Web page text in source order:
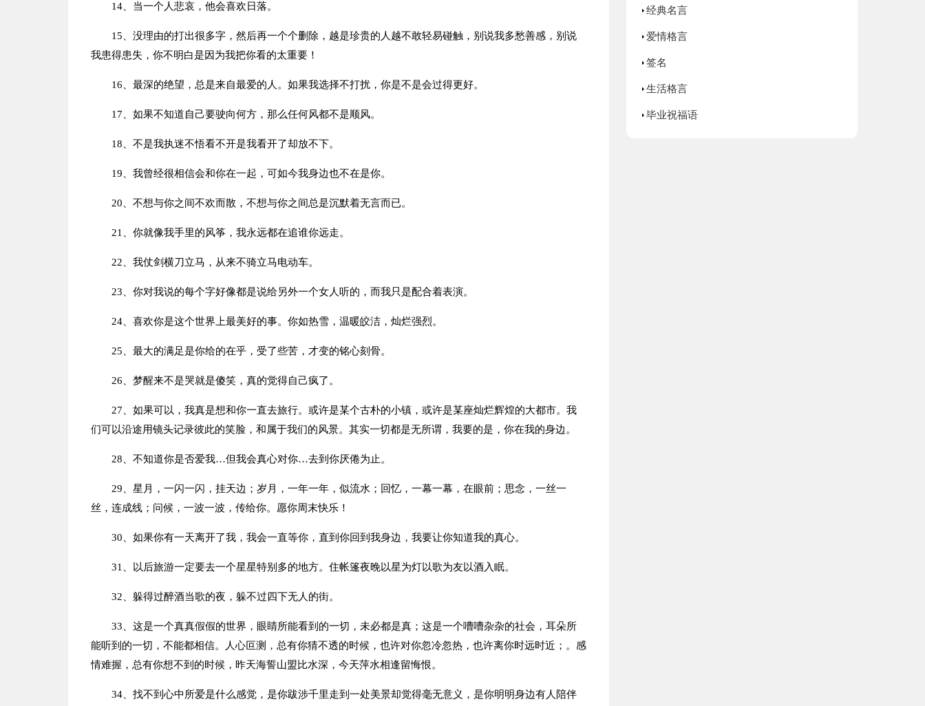
14、当一个人悲哀，他会喜欢日落。
15、没理由的打出很多字，然后再一个个删除，越是珍贵的人越不敢轻易碰触，别说我多愁善感，别说
我患得患失，你不明白是因为我把你看的太重要！
16、最深的绝望，总是来自最爱的人。如果我选择不打扰，你是不是会过得更好。
17、如果不知道自己要驶向何方，那么任何风都不是顺风。
18、不是我执迷不悟看不开是我看开了却放不下。
19、我曾经很相信会和你在一起，可如今我身边也不在是你。
20、不想与你之间不欢而散，不想与你之间总是沉默着无言而已。
21、你就像我手里的风筝，我永远都在追谁你远走。
22、我仗剑横刀立马，从来不骑立马电动车。
23、你对我说的每个字好像都是说给另外一个女人听的，而我只是配合着表演。
24、喜欢你是这个世界上最美好的事。你如热雪，温暖皎洁，灿烂强烈。
25、最大的满足是你给的在乎，受了些苦，才变的铭心刻骨。
26、梦醒来不是哭就是傻笑，真的觉得自己疯了。
27、如果可以，我真是想和你一直去旅行。或许是某个古朴的小镇，或许是某座灿烂辉煌的大都市。我
们可以沿途用镜头记录彼此的笑脸，和属于我们的风景。其实一切都是无所谓，我要的是，你在我的身边。
28、不知道你是否爱我…但我会真心对你…去到你厌倦为止。
29、星月，一闪一闪，挂天边；岁月，一年一年，似流水；回忆，一幕一幕，在眼前；思念，一丝一
丝，连成线；问候，一波一波，传给你。愿你周末快乐！
30、如果你有一天离开了我，我会一直等你，直到你回到我身边，我要让你知道我的真心。
31、以后旅游一定要去一个星星特别多的地方。住帐篷夜晚以星为灯以歌为友以酒入眠。
32、躲得过醉酒当歌的夜，躲不过四下无人的街。
33、这是一个真真假假的世界，眼睛所能看到的一切，未必都是真；这是一个嘈嘈杂杂的社会，耳朵所
能听到的一切，不能都相信。人心叵测，总有你猜不透的时候，也许对你忽冷忽热，也许离你时远时近；。感
情难握，总有你想不到的时候，昨天海誓山盟比水深，今天萍水相逢留悔恨。
34、找不到心中所爱是什么感觉，是你跋涉千里走到一处美景却觉得毫无意义，是你明明身边有人陪伴
经典名言
爱情格言
签名
生活格言
毕业祝福语